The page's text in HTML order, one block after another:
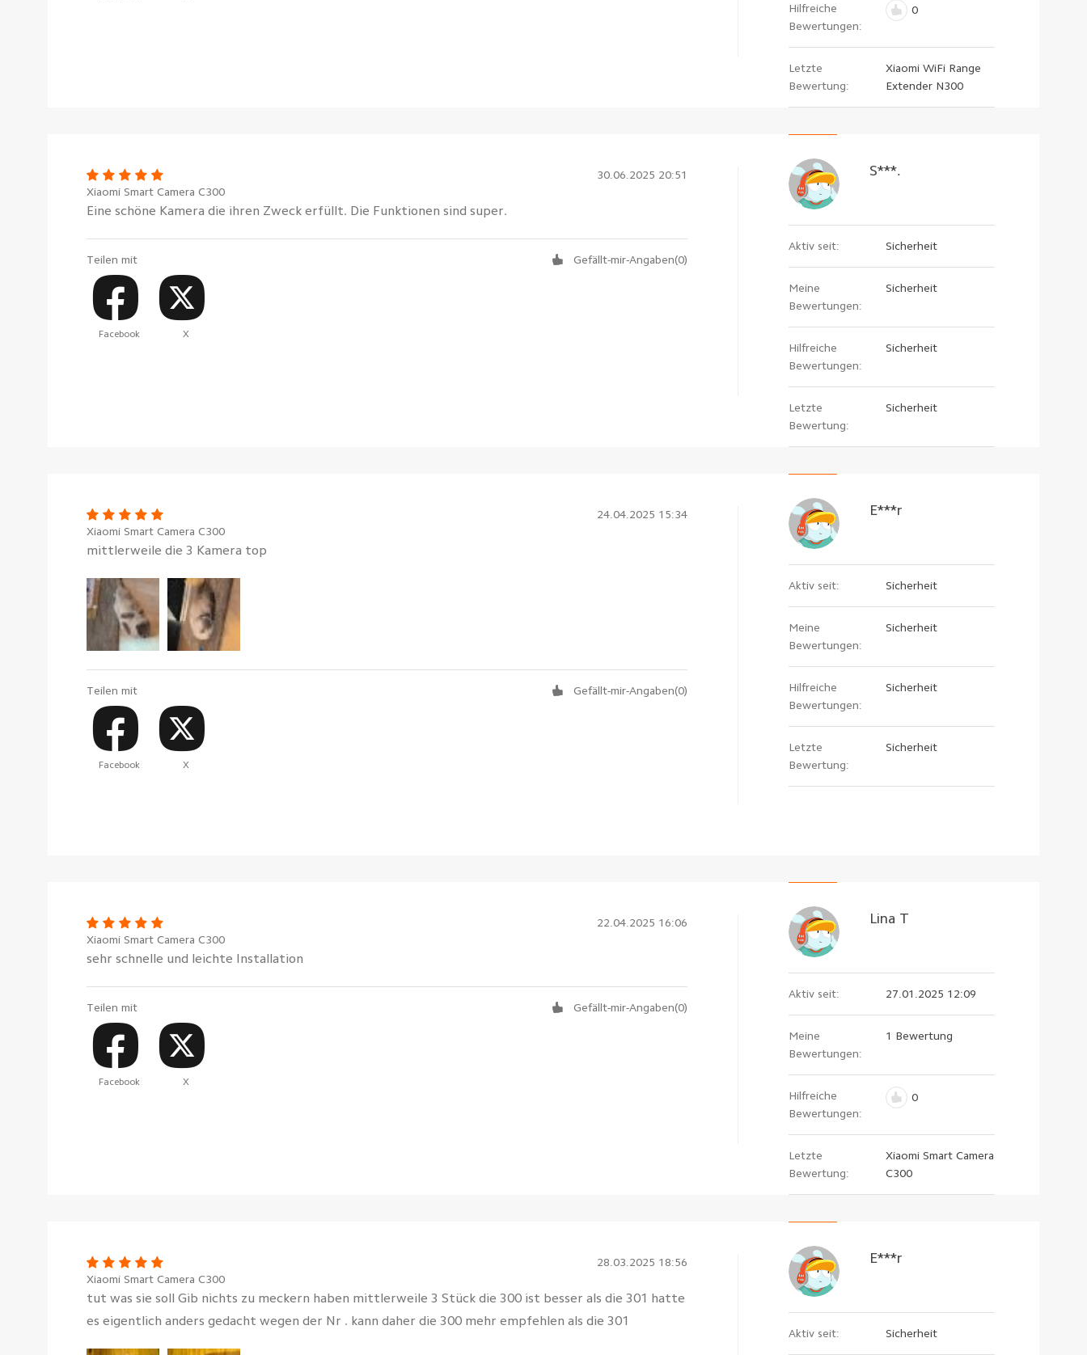
Hilfreiche
Bewertungen:
0
Letzte
Bewertung:
Xiaomi WiFi Range
Extender N300
30.06.2025 20:51
Xiaomi Smart Camera C300
Eine schöne Kamera die ihren Zweck erfüllt. Die Funktionen sind super.
Teilen mit
Facebook X
Gefällt-mir-Angaben(0)
S***.
Aktiv seit: Sicherheit
Meine
Bewertungen:
Sicherheit
Hilfreiche
Bewertungen:
Sicherheit
Letzte
Bewertung:
Sicherheit
24.04.2025 15:34
Xiaomi Smart Camera C300
mittlerweile die 3 Kamera top
Teilen mit
Facebook X
Gefällt-mir-Angaben(0)
E***r
Aktiv seit: Sicherheit
Meine
Bewertungen:
Sicherheit
Hilfreiche
Bewertungen:
Sicherheit
Letzte
Bewertung:
Sicherheit
22.04.2025 16:06
Xiaomi Smart Camera C300
sehr schnelle und leichte Installation
Teilen mit
Facebook X
Gefällt-mir-Angaben(0)
Lina T
Aktiv seit: 27.01.2025 12:09
Meine
Bewertungen:
1 Bewertung
Hilfreiche
Bewertungen:
0
Letzte
Bewertung:
Xiaomi Smart Camera
C300
28.03.2025 18:56
Xiaomi Smart Camera C300
tut was sie soll Gib nichts zu meckern haben mittlerweile 3 Stück die 300 ist besser als die 301 hatte
es eigentlich anders gedacht wegen der Nr . kann daher die 300 mehr empfehlen als die 301
E***r
Aktiv seit: Sicherheit